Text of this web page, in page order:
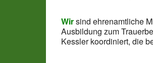
Wirsind ehrenamtliche
Ausbildung zum
Kessler koordiniert, die